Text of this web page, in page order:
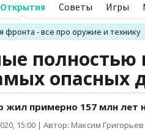
Открытия Советы Игры
фронта - все про оружие и технику
полностью
опасных
жил примерно 157 млн лет
15:00 | Автор: Максим Григорьев